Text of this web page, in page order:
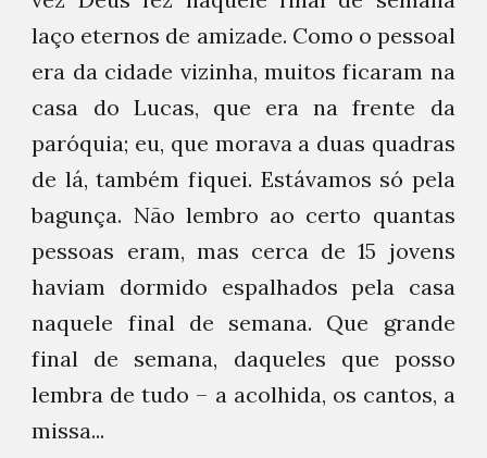
laço eternos de amizade. Como o pessoal
era da cidade vizinha, muitos ficaram na
casa do Lucas, que era na frente da
paróquia; eu, que morava a duas quadras
de lá, também fiquei. Estávamos só pela
bagunça. Não lembro ao certo quantas
pessoas eram, mas cerca de 15 jovens
haviam dormido espalhados pela casa
naquele final de semana. Que grande
final de semana, daqueles que posso
lembra de tudo – a acolhida, os cantos, a
missa...